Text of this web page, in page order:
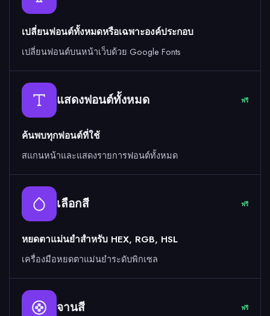
เปลี่ยนฟอนต์ทั้งหมดหรือเฉพาะองค์ประกอบ
เปลี่ยนฟอนต์บนหน้าเว็บด้วย Google Fonts
แสดงฟอนต์ทั้งหมด ฟรี
ค้นพบทุกฟอนต์ที่ใช้
สแกนหน้าและแสดงรายการฟอนต์ทั้งหมด
เลือกสี ฟรี
หยดตาแม่นยำสำหรับ HEX, RGB, HSL
เครื่องมือหยดตาแม่นยำระดับพิกเซล
จานสี ฟรี